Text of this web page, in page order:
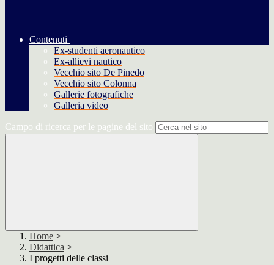
Contenuti
Ex-studenti aeronautico
Ex-allievi nautico
Vecchio sito De Pinedo
Vecchio sito Colonna
Gallerie fotografiche
Galleria video
Campo di ricerca per le pagine del sito
Home >
Didattica >
I progetti delle classi